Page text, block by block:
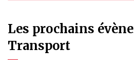
Les prochains
Transport